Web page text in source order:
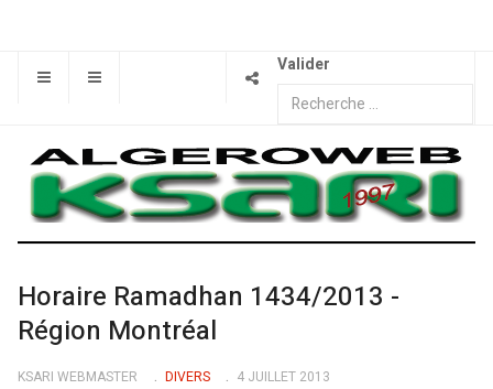
Valider
Horaire Ramadhan 1434/2013 -
Région Montréal
KSARI WEBMASTER DIVERS 4 JUILLET 2013